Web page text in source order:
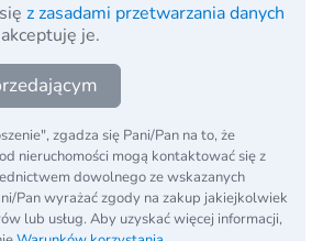
z zasadami przetwarzania danych
je.
zgadza się Pani/Pan na to, że
nieruchomości mogą kontaktować się z
dowolnego ze wskazanych
Pan wyrażać zgody na zakup jakiejkolwiek
lub usług. Aby uzyskać więcej informacji,